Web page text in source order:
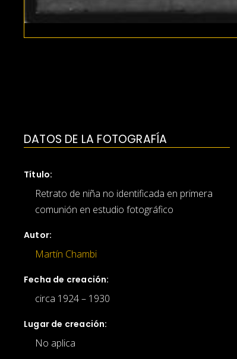
DATOS DE LA FOTOGRAFÍA
Título:
Retrato de niña no identificada en primera
comunión en estudio fotográfico
Autor:
Martín Chambi
Fecha de creación:
circa 1924 – 1930
Lugar de creación:
No aplica